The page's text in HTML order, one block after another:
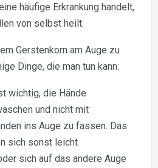
häufige Erkrankung handelt,
von selbst heilt.
Gerstenkorn am Auge zu
Dinge, die man tun kann:
wichtig, die Hände
und nicht mit
ins Auge zu fassen. Das
sich sonst leicht
sich auf das andere Auge